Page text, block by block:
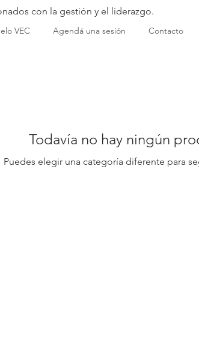
VEC Agendá una sesión Contacto
con la gestión y el liderazgo.
Todavía no hay ningún
Puedes elegir una categoría diferente para